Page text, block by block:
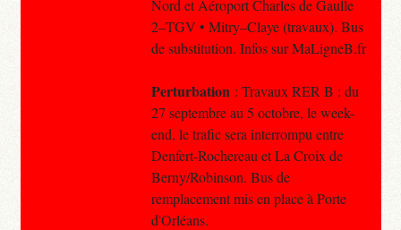
Nord et Aéroport Charles de Gaulle
2–TGV • Mitry–Claye (travaux). Bus
de substitution. Infos sur MaLigneB.fr
Perturbation : Travaux RER B : du
27 septembre au 5 octobre, le week-
end, le trafic sera interrompu entre
Denfert-Rochereau et La Croix de
Berny/Robinson. Bus de
remplacement mis en place à Porte
d'Orléans.